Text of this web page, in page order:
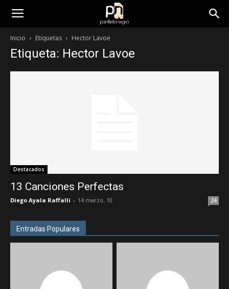
panfletonegro
Inicio Etiquetas Hector Lavoe
Etiqueta: Hector Lavoe
Destacados
13 Canciones Perfectas
Diego Ayala Raffalli - 14 marzo, 10 24
Entradas Populares